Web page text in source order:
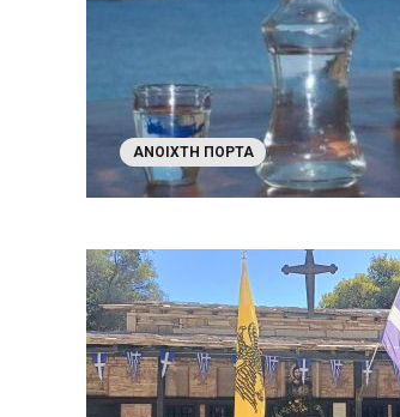
ΑΝΟΙΧΤΉ ΠΌΡΤΑ